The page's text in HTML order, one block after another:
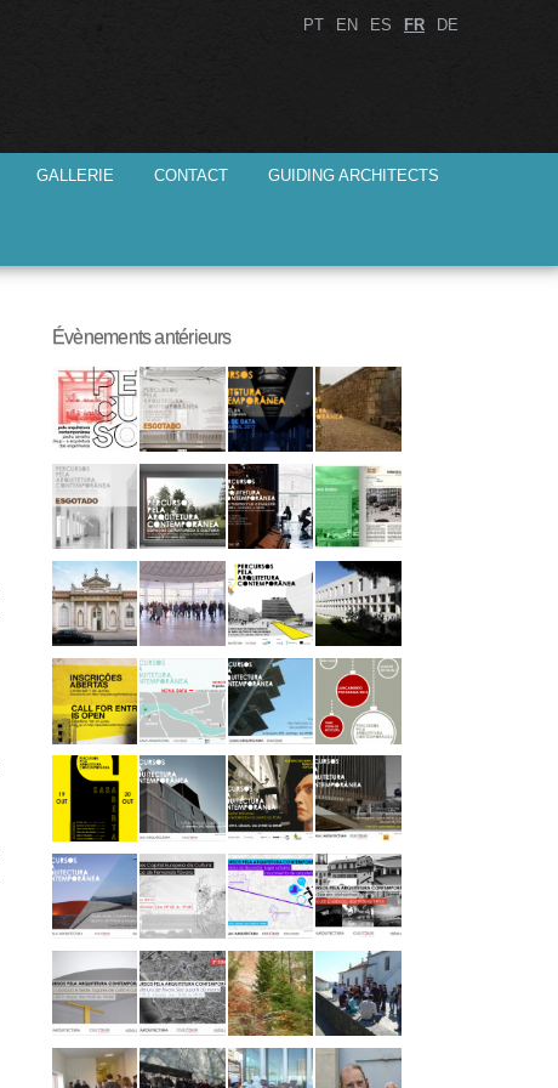
PT EN ES FR DE
GALLERIE CONTACT GUIDING ARCHITECTS
Évènements antérieurs